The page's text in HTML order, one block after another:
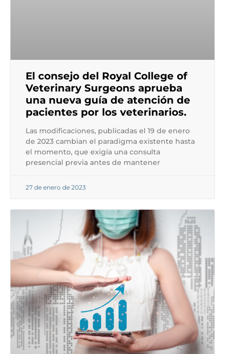
El consejo del Royal College of
Veterinary Surgeons aprueba
una nueva guía de atención de
pacientes por los veterinarios.
Las modificaciones, publicadas el 19 de enero
de 2023 cambian el paradigma existente hasta
el momento, que exigía una consulta
presencial previa antes de mantener
27 de enero de 2023